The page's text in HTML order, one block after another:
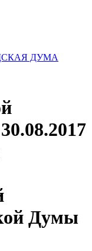
ДУМА
Думы